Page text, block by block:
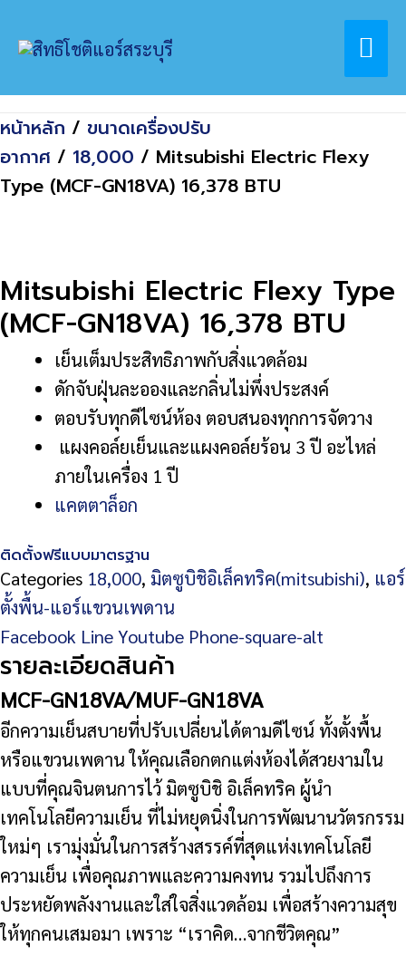
Home
สินค้า
Mitsubishi Electric Flexy Type (MCF-
หน้าหลัก / ขนาดเครื่องปรับ
อากาศ / 18,000 / Mitsubishi Electric Flexy
Type (MCF-GN18VA) 16,378 BTU
Mitsubishi Electric Flexy Type
(MCF-GN18VA) 16,378 BTU
เย็นเต็มประสิทธิภาพกับสิ่งแวดล้อม
ดักจับฝุ่นละอองและกลิ่นไม่พึ่งประสงค์
ตอบรับทุกดีไซน์ห้อง ตอบสนองทุกการจัดวาง
แผงคอล์ยเย็นและแผงคอล์ยร้อน 3 ปี อะไหล่
ภายในเครื่อง 1 ปี
แคตตาล็อก
ติดตั้งฟรีแบบมาตรฐาน
Categories 18,000, มิตซูบิชิอิเล็คทริค(mitsubishi), แอร์
ตั้งพื้น-แอร์แขวนเพดาน
Facebook LineYoutube Phone-square-alt
รายละเอียดสินค้า
MCF-GN18VA/MUF-GN18VA
อีกความเย็นสบายที่ปรับเปลี่ยนได้ตามดีไซน์ ทั้งตั้งพื้น
หรือแขวนเพดาน ให้คุณเลือกตกแต่งห้องได้สวยงามใน
แบบที่คุณจินตนการไว้ มิตซูบิชิ อิเล็คทริค ผู้นำ
เทคโนโลยีความเย็น ที่ไม่หยุดนิ่งในการพัฒนานวัตรกรรม
ใหม่ๆ เรามุ่งมั่นในการสร้างสรรค์ที่สุดแห่งเทคโนโลยี
ความเย็น เพื่อคุณภาพและความคงทน รวมไปถึงการ
ประหยัดพลังงานและใส่ใจสิ่งแวดล้อม เพื่อสร้างความสุข
ให้ทุกคนเสมอมา เพราะ “เราคิด…จากชีวิตคุณ”